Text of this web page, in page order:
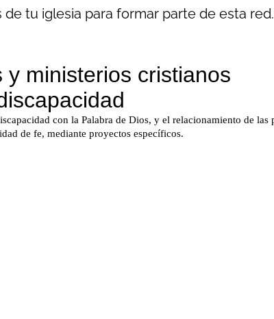
tu iglesia para formar parte de esta red.